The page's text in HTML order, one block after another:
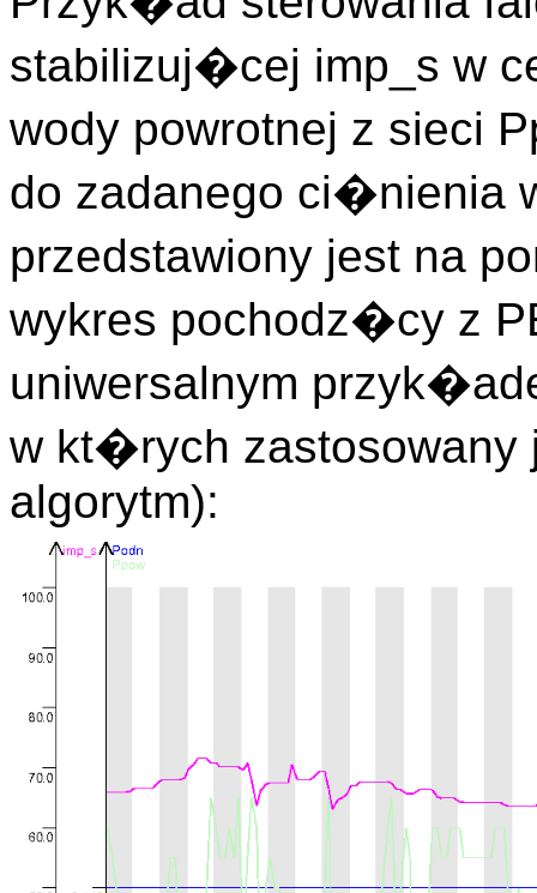
stabilizuj�cej imp_s w
wody powrotnej z sieci
do zadanego ci�nienia
przedstawiony jest na
wykres pochodz�cy z
uniwersalnym
w kt�rych
algorytm):